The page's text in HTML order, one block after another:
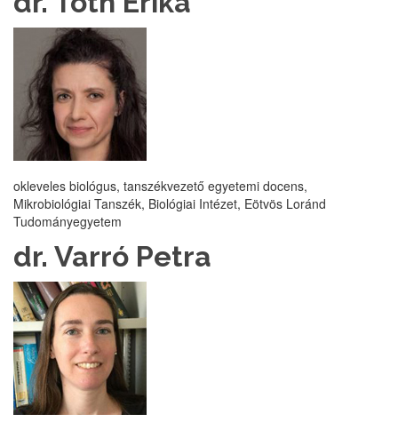
okleveles biológus, tanszékvezető egyetemi docens,
Mikrobiológiai Tanszék, Biológiai Intézet, Eötvös Loránd
Tudományegyetem
dr. Varró Petra